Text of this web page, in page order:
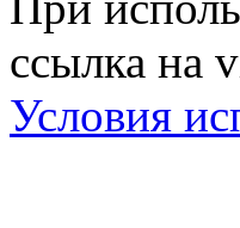
ссылка на
Условия